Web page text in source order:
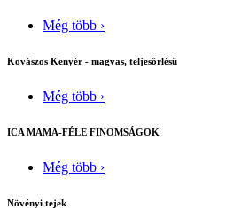
Még több ›
Kovászos Kenyér - magvas, teljesőrlésű
Még több ›
ICA MAMA-FÉLE FINOMSÁGOK
Még több ›
Növényi tejek